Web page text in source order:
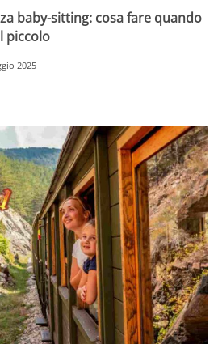
baby-sitting: cosa fare quando
piccolo
2025